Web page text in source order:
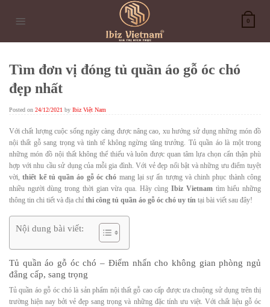
0
Tìm đơn vị đóng tủ quần áo gỗ óc chó
đẹp nhất
Posted on 24/12/2021 by Ibiz Việt Nam
Với chất lượng cuộc sống ngày càng được nâng cao, xu hướng sử dụng những món đồ
nội thất gỗ sang trọng và tinh tế không ngừng tăng trưởng. Tủ quần áo là một trong
những món đồ nội thất không thể thiếu và luôn được quan tâm lựa chọn cẩn thận phù
hợp với nhu cầu sử dụng của mỗi gia đình. Với vẻ đẹp nổi bật và những ưu điểm tuyệt
vời,thiết kế tủ quần áo gỗ óc chó mang lại sự ấn tượng và chinh phục thành công
nhiều người dùng trong thời gian vừa qua. Hãy cùngIbiz Vietnamtìm hiểu những
thông tin chi tiết và địa chỉ thi công tủ quần áo gỗ óc chó uy tín tại bài viết sau đây!
Nội dung bài viết:
Tủ quần áo gỗ óc chó – Điểm nhấn cho không gian phòng ngủ
đẳng cấp, sang trọng
Tủ quần áo gỗ óc chó là sản phẩm nội thất gỗ cao cấp được ưa chuộng sử dụng trên thị
trường hiện nay bởi vẻ đẹp sang trọng và những đặc tính ưu việt. Với chất liệu gỗ óc